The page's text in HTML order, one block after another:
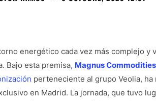
energético cada vez más complejo
Bajo esta premisa, Magnus Commodities
perteneciente al grupo Veolia,
en Madrid. La jornada, que tuvo